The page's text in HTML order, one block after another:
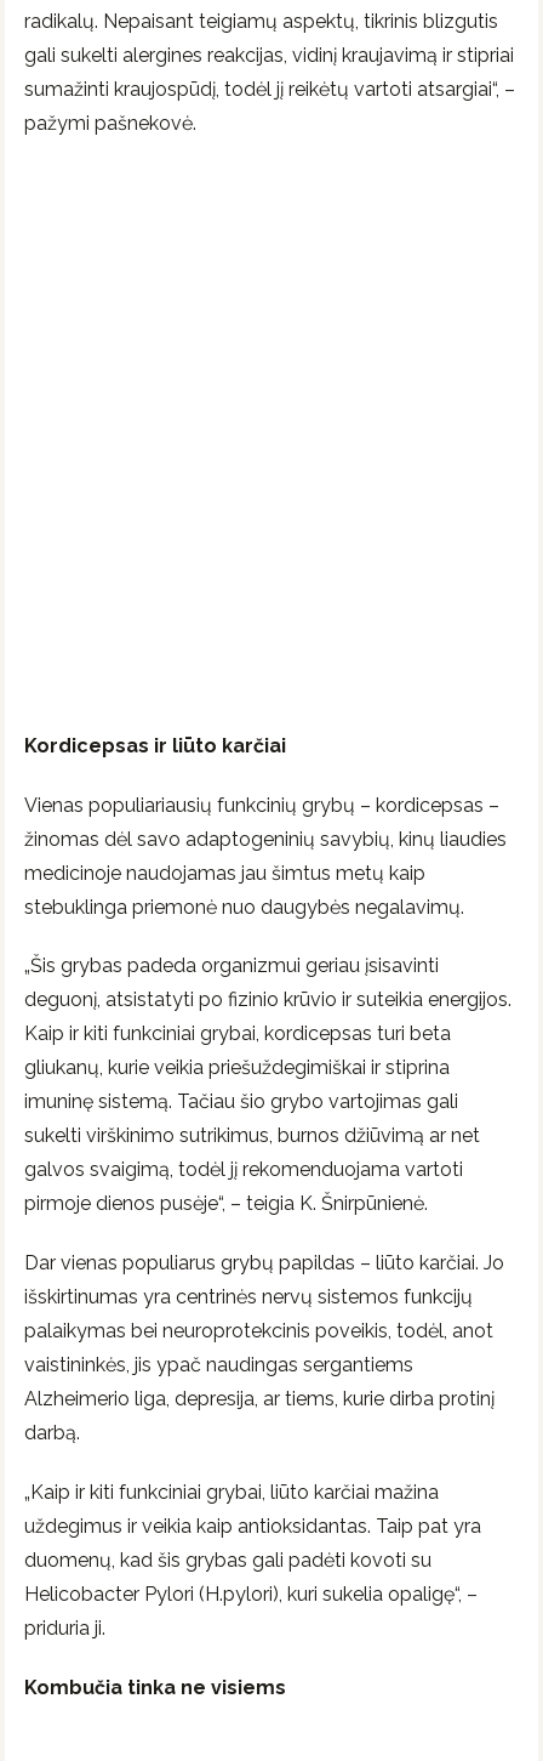
radikalų. Nepaisant teigiamų aspektų, tikrinis blizgutis
gali sukelti alergines reakcijas, vidinį kraujavimą ir stipriai
sumažinti kraujospūdį, todėl jį reikėtų vartoti atsargiai“, –
pažymi pašnekovė.
Kordicepsas ir liūto karčiai
Vienas populiariausių funkcinių grybų – kordicepsas –
žinomas dėl savo adaptogeninių savybių, kinų liaudies
medicinoje naudojamas jau šimtus metų kaip
stebuklinga priemonė nuo daugybės negalavimų.
„Šis grybas padeda organizmui geriau įsisavinti
deguonį, atsistatyti po fizinio krūvio ir suteikia energijos.
Kaip ir kiti funkciniai grybai, kordicepsas turi beta
gliukanų, kurie veikia priešuždegimiškai ir stiprina
imuninę sistemą. Tačiau šio grybo vartojimas gali
sukelti virškinimo sutrikimus, burnos džiūvimą ar net
galvos svaigimą, todėl jį rekomenduojama vartoti
pirmoje dienos pusėje“, – teigia K. Šnirpūnienė.
Dar vienas populiarus grybų papildas – liūto karčiai. Jo
išskirtinumas yra centrinės nervų sistemos funkcijų
palaikymas bei neuroprotekcinis poveikis, todėl, anot
vaistininkės, jis ypač naudingas sergantiems
Alzheimerio liga, depresija, ar tiems, kurie dirba protinį
darbą.
„Kaip ir kiti funkciniai grybai, liūto karčiai mažina
uždegimus ir veikia kaip antioksidantas. Taip pat yra
duomenų, kad šis grybas gali padėti kovoti su
Helicobacter Pylori (H.pylori), kuri sukelia opaligę“, –
priduria ji.
Kombučia tinka ne visiems